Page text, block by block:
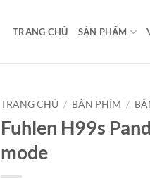
TRANG CHỦ SẢN PHẨM
TRANG CHỦ / BÀN PHÍM /
Fuhlen H99s
mode